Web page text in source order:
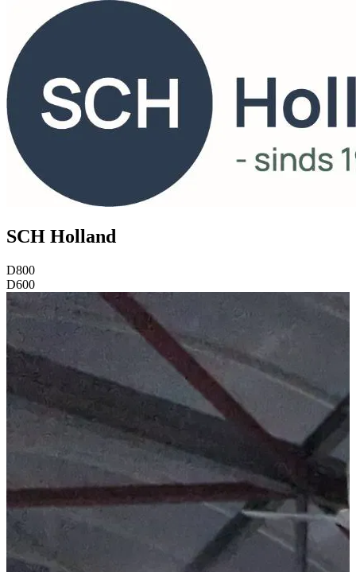
SCH Holland
D800
D600